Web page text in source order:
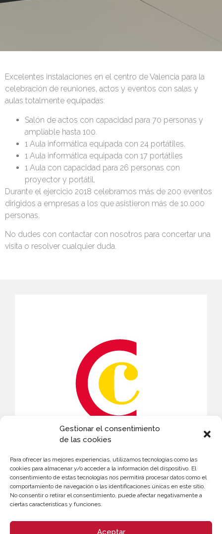
Gestionar el consentimiento
de las cookies
Para ofrecer las mejores experiencias, utilizamos tecnologías como las
cookies para almacenar y/o acceder a la información del dispositivo. El
consentimiento de estas tecnologías nos permitirá procesar datos como el
comportamiento de navegación o las identificaciones únicas en este sitio.
No consentir o retirar el consentimiento, puede afectar negativamente a
ciertas características y funciones.
Aceptar
Excelentes instalaciones en el centro de Valencia para la
celebración de reuniones, actos y eventos con salas y
aulas totalmente equipadas:
Salón de actos con capacidad para 70 personas y
ampliable hasta 100.
1 Aula informática equipada con 24 portátiles.
1 Aula informática equipada con 17 portátiles
1 Aula con capacidad para 26 personas con
proyector y portátil.
Durante el ejercicio 2018 celebramos más de 200 eventos
dirigidos a empresas a los que asistieron más de 10.000
personas.
No dudes con contactar con nosotros para concertar una
visita o resolver cualquier duda.
CONTACTO
Susana Martínez
smartinez@camaravalencia.com